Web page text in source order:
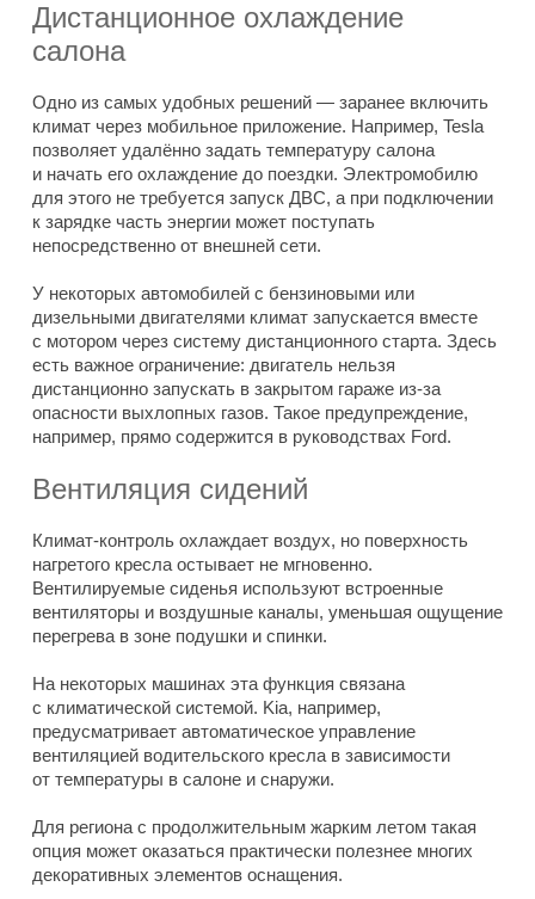
Дистанционное охлаждение
салона
Одно из самых удобных решений — заранее включить
климат через мобильное приложение. Например, Tesla
позволяет удалённо задать температуру салона
и начать его охлаждение до поездки. Электромобилю
для этого не требуется запуск ДВС, а при подключении
к зарядке часть энергии может поступать
непосредственно от внешней сети.
У некоторых автомобилей с бензиновыми или
дизельными двигателями климат запускается вместе
с мотором через систему дистанционного старта. Здесь
есть важное ограничение: двигатель нельзя
дистанционно запускать в закрытом гараже из-за
опасности выхлопных газов. Такое предупреждение,
например, прямо содержится в руководствах Ford.
Вентиляция сидений
Климат-контроль охлаждает воздух, но поверхность
нагретого кресла остывает не мгновенно.
Вентилируемые сиденья используют встроенные
вентиляторы и воздушные каналы, уменьшая ощущение
перегрева в зоне подушки и спинки.
На некоторых машинах эта функция связана
с климатической системой. Kia, например,
предусматривает автоматическое управление
вентиляцией водительского кресла в зависимости
от температуры в салоне и снаружи.
Для региона с продолжительным жарким летом такая
опция может оказаться практически полезнее многих
декоративных элементов оснащения.